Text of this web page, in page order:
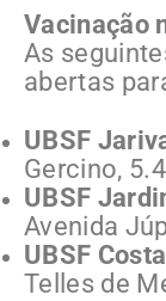
Vacinação
As
abertas
UBSF
Gercino,
UBSF
Avenida
UBSF
Telles de